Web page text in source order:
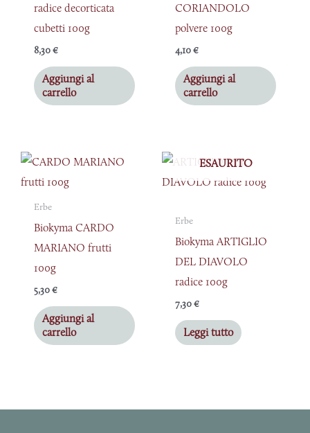
radice decorticata
cubetti 100g
8,30€
Aggiungi al
carrello
CORIANDOLO
polvere 100g
4,10€
Aggiungi al
carrello
Erbe
Biokyma CARDO
MARIANO frutti
100g
5,30€
Aggiungi al
carrello
ESAURITO
Erbe
Biokyma ARTIGLIO
DEL DIAVOLO
radice 100g
7,30€
Leggi tutto